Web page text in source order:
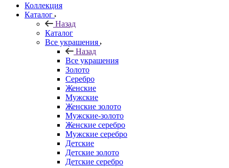
Коллекция
Каталог
Назад
Каталог
Все украшения
Назад
Все украшения
Золото
Серебро
Женские
Мужские
Женские золото
Мужские-золото
Женские серебро
Мужские серебро
Детские
Детские золото
Детские серебро